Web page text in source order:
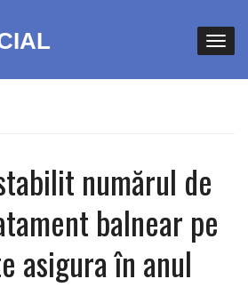
numărul de
balnear pe
asigura în anul